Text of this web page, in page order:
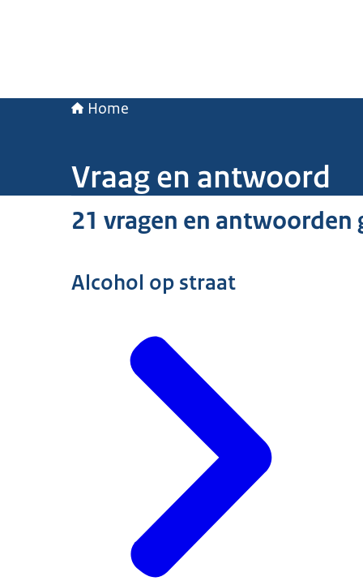
Home
Vraag en antwoord
21 vragen en antwoorden
Alcohol op straat